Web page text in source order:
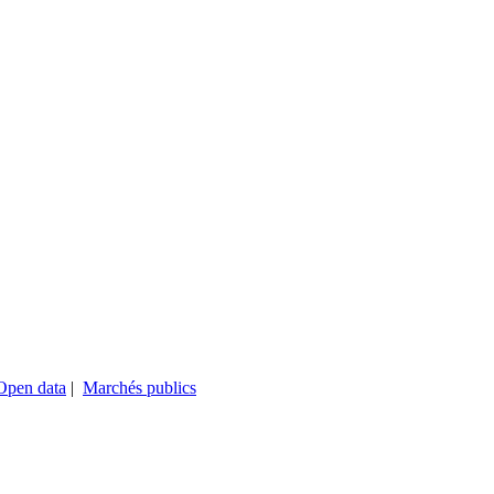
data | Marchés publics